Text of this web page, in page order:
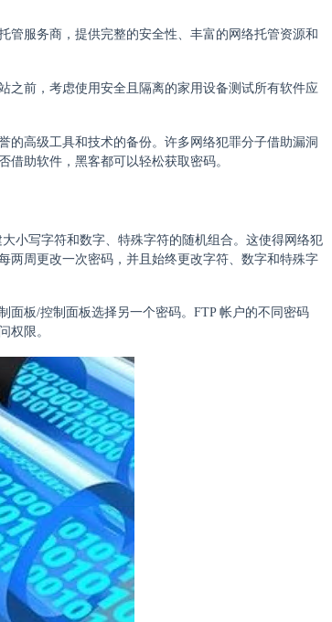
管服务商，提供完整的安全性、丰富的网络托管资源和
之前，考虑使用安全且隔离的家用设备测试所有软件应
的高级工具和技术的备份。许多网络犯罪分子借助漏洞
助软件，黑客都可以轻松获取密码。
小写字符和数字、特殊字符的随机组合。这使得网络犯
两周更改一次密码，并且始终更改字符、数字和特殊字
面板/控制面板选择另一个密码。FTP 帐户的不同密码
权限。